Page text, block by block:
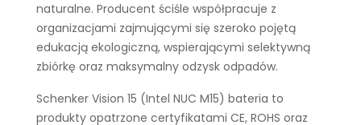
naturalne. Producent ściśle współpracuje z
organizacjami zajmującymi się szeroko pojętą
edukacją ekologiczną, wspierającymi selektywną
zbiórkę oraz maksymalny odzysk odpadów.
Schenker Vision 15 (Intel NUC M15) bateria to
produkty opatrzone certyfikatami CE, ROHS oraz